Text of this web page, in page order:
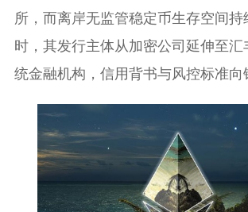
所，而离岸无监管稳定币生存空间持
时，其发行主体从加密公司延伸至汇
统金融机构，信用背书与风控标准向